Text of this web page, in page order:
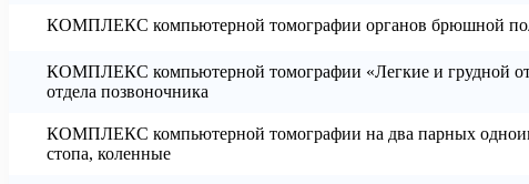
КОМПЛЕКС компьютерной томографии органов брюшной
КОМПЛЕКС компьютерной томографии «Легкие и грудной
отдела позвоночника
КОМПЛЕКС компьютерной томографии на два парных
стопа, коленные